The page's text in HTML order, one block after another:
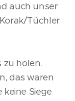
auch unser
Tüchler
zu holen.
das waren
Siege